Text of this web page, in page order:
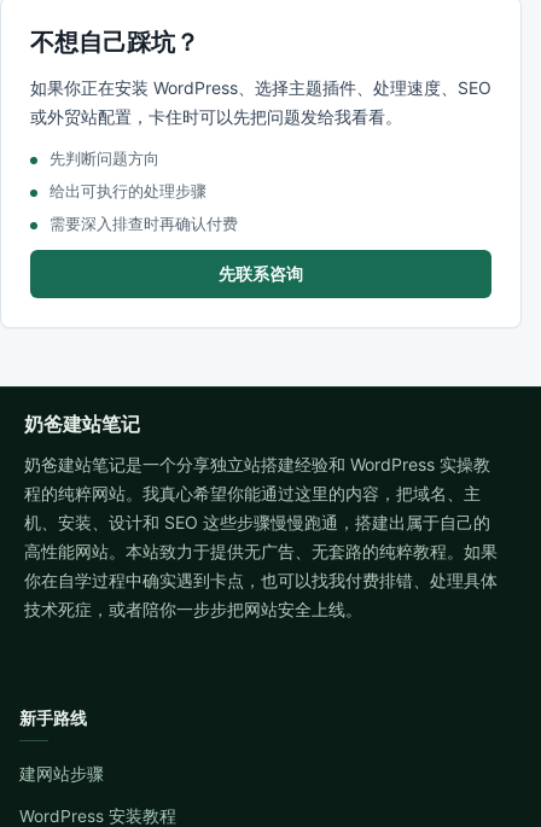
不想自己踩坑？
如果你正在安装 WordPress、选择主题插件、处理速度、SEO
或外贸站配置，卡住时可以先把问题发给我看看。
先判断问题方向
给出可执行的处理步骤
需要深入排查时再确认付费
先联系咨询
奶爸建站笔记
奶爸建站笔记是一个分享独立站搭建经验和 WordPress 实操教
程的纯粹网站。我真心希望你能通过这里的内容，把域名、主
机、安装、设计和 SEO 这些步骤慢慢跑通，搭建出属于自己的
高性能网站。本站致力于提供无广告、无套路的纯粹教程。如果
你在自学过程中确实遇到卡点，也可以找我付费排错、处理具体
技术死症，或者陪你一步步把网站安全上线。
新手路线
建网站步骤
WordPress 安装教程